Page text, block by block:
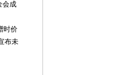
会成
时价
布未